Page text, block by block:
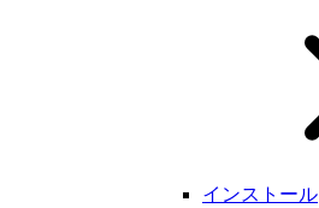
インストール